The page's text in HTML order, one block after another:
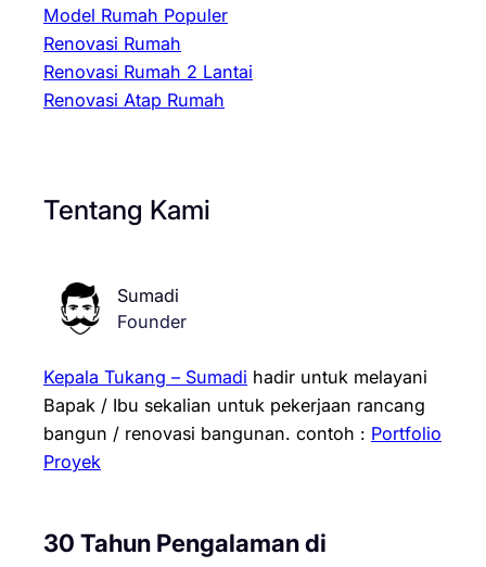
Model Rumah Populer
Renovasi Rumah
Renovasi Rumah 2 Lantai
Renovasi Atap Rumah
Tentang Kami
Sumadi
Founder
Kepala Tukang – Sumadi hadir untuk melayani
Bapak / Ibu sekalian untuk pekerjaan rancang
bangun / renovasi bangunan. contoh : Portfolio
Proyek
30 Tahun Pengalaman di